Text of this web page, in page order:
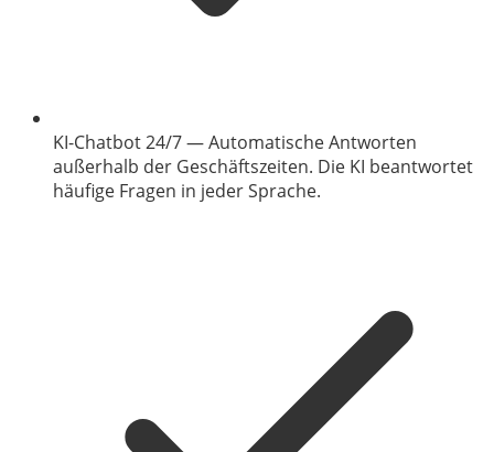
KI-Chatbot 24/7—Automatische Antworten
außerhalb der Geschäftszeiten. Die KI beantwortet
häufige Fragen in jeder Sprache.